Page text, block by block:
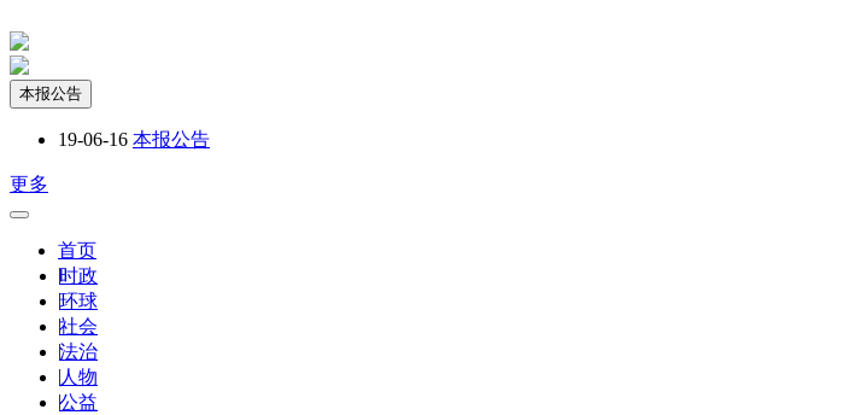
本报公告
19-06-16 本报公告
更多
首页
|时政
|环球
|社会
|法治
|人物
|公益